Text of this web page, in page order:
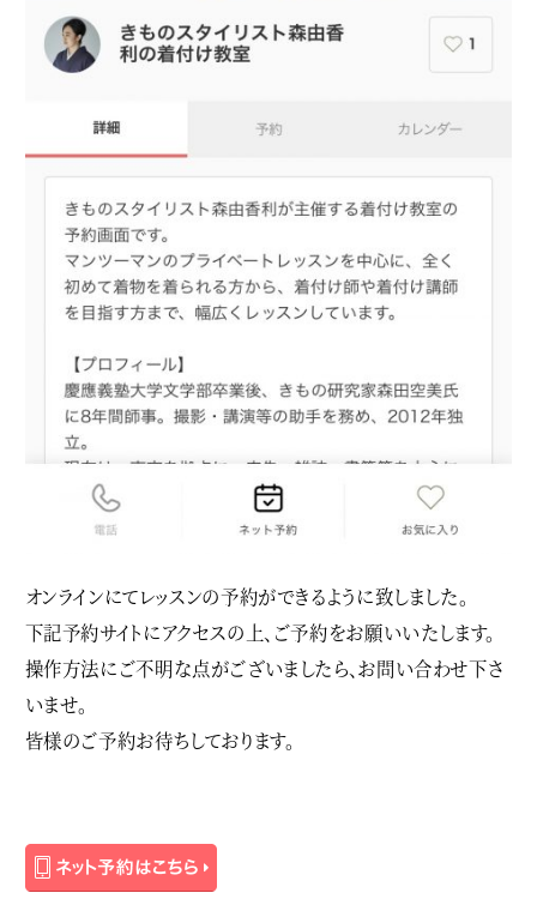
オンラインにてレッスンの予約ができるように致しました。
下記予約サイトにアクセスの上、ご予約をお願いいたします。
操作方法にご不明な点がございましたら、お問い合わせ下さ
いませ。
皆様のご予約お待ちしております。